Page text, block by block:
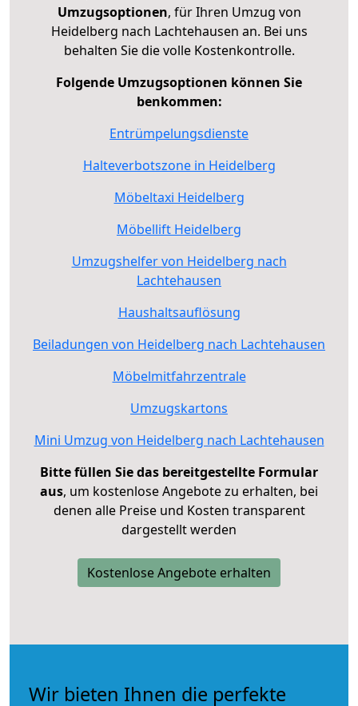
Umzugsoptionen, für Ihren Umzug von
Heidelberg nach Lachtehausen an. Bei uns
behalten Sie die volle Kostenkontrolle.
Folgende Umzugsoptionen können Sie
benkommen:
Entrümpelungsdienste
Halteverbotszone in Heidelberg
Möbeltaxi Heidelberg
Möbellift Heidelberg
Umzugshelfer von Heidelberg nach
Lachtehausen
Haushaltsauflösung
Beiladungen von Heidelberg nach Lachtehausen
Möbelmitfahrzentrale
Umzugskartons
Mini Umzug von Heidelberg nach Lachtehausen
Bitte füllen Sie das bereitgestellte Formular
aus, um kostenlose Angebote zu erhalten, bei
denen alle Preise und Kosten transparent
dargestellt werden
Kostenlose Angebote erhalten
Wir bieten Ihnen die perfekte